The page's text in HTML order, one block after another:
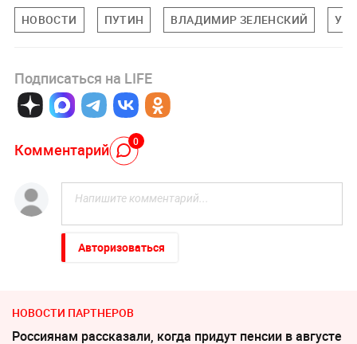
НОВОСТИ ПУТИН ВЛАДИМИР ЗЕЛЕНСКИЙ
Подписаться на LIFE
Комментарий 0
Авторизоваться
НОВОСТИ ПАРТНЕРОВ
Россиянам рассказали, когда придут пенсии в августе